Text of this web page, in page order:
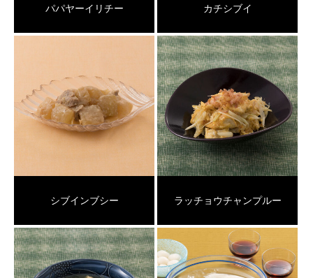
パパヤーイリチー カチシブイ
シブインブシー ラッチョウチャンプルー